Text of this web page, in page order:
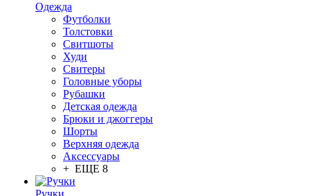
Одежда
Футболки
Толстовки
Свитшоты
Худи
Свитеры
Головные уборы
Рубашки
Детская одежда
Брюки и джоггеры
Шорты
Верхняя одежда
Аксессуары
+ ЕЩЕ 8
Ручки